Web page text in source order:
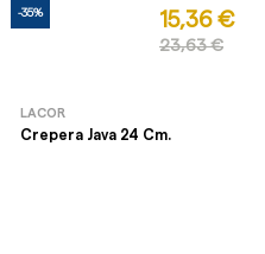
-35% 15,36 €
23,63 €
LACOR
Crepera Java 24 Cm.